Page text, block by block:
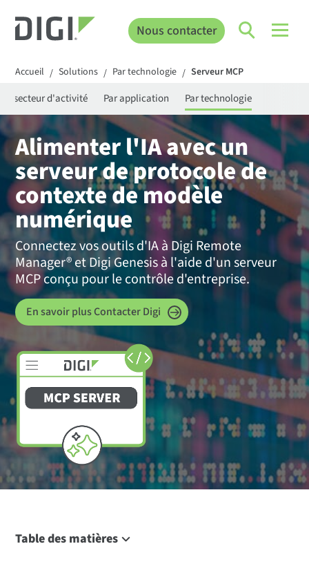
Nous contacter
Accueil / Solutions / Par technologie / Serveur MCP
secteur d'activité Par application Par technologie
Alimenter l'IA avec un
serveur de protocole de
contexte de modèle
numérique
Connectez vos outils d'IA à Digi Remote
Manager® et Digi Genesis à l'aide d'un serveur
MCP conçu pour le contrôle d'entreprise.
En savoir plus Contacter Digi
Table des matières